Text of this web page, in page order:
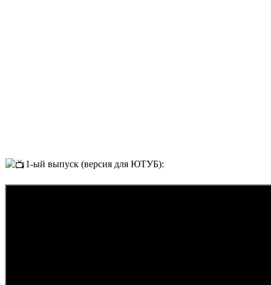
1-ый выпуск (версия для ЮТУБ):